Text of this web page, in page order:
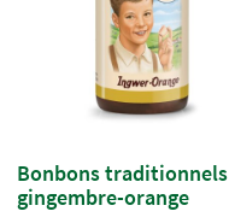
Bonbons traditionnels
gingembre-orange